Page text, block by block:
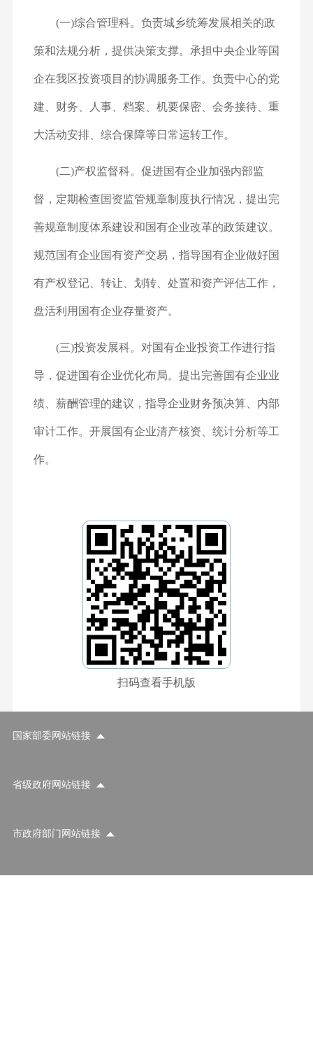
(一)综合管理科。负责城乡统筹发展相关的政
策和法规分析，提供决策支撑。承担中央企业等国
企在我区投资项目的协调服务工作。负责中心的党
建、财务、人事、档案、机要保密、会务接待、重
大活动安排、综合保障等日常运转工作。
(二)产权监督科。促进国有企业加强内部监
督，定期检查国资监管规章制度执行情况，提出完
善规章制度体系建设和国有企业改革的政策建议。
规范国有企业国有资产交易，指导国有企业做好国
有产权登记、转让、划转、处置和资产评估工作，
盘活利用国有企业存量资产。
(三)投资发展科。对国有企业投资工作进行指
导，促进国有企业优化布局。提出完善国有企业业
绩、薪酬管理的建议，指导企业财务预决算、内部
审计工作。开展国有企业清产核资、统计分析等工
作。
扫码查看手机版
国家部委网站链接
省级政府网站链接
市政府部门网站链接